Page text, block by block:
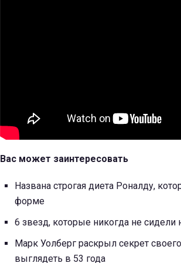
Вас может заинтересовать
Названа строгая диета Роналду,
форме
6 звезд, которые никогда не сидели
Марк Уолберг раскрыл секрет
выглядеть в 53 года